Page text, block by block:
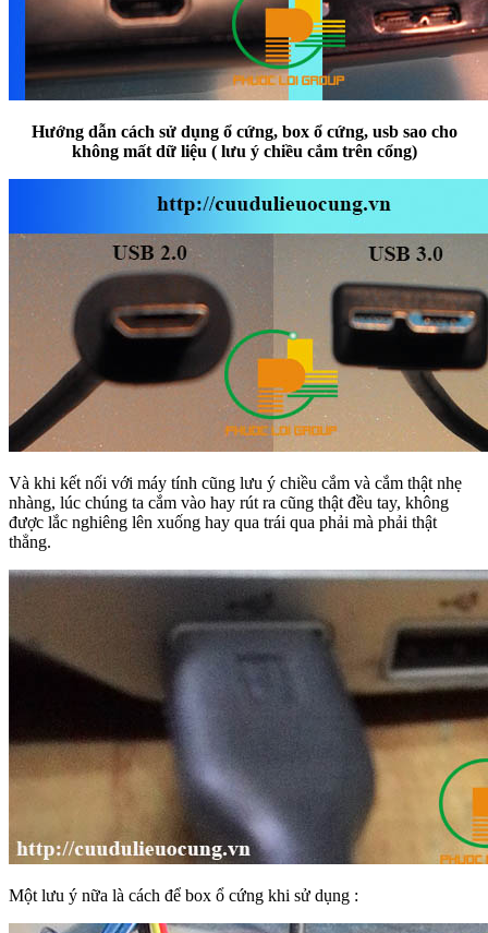
Hướng dẫn cách sử dụng ổ cứng, box ổ cứng, usb sao cho
không mất dữ liệu ( lưu ý chiều cắm trên cổng)
Và khi kết nối với máy tính cũng lưu ý chiều cắm và cắm thật nhẹ
nhàng, lúc chúng ta cắm vào hay rút ra cũng thật đều tay, không
được lắc nghiêng lên xuống hay qua trái qua phải mà phải thật
thẳng.
Một lưu ý nữa là cách để box ổ cứng khi sử dụng :